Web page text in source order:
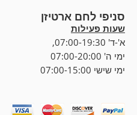
סניפי לחם ארטיזן
שעות פעילות
א'-ד' 07:00-19:30,
ימי ה' 07:00-20:00
ימי שישי 07:00-15:00